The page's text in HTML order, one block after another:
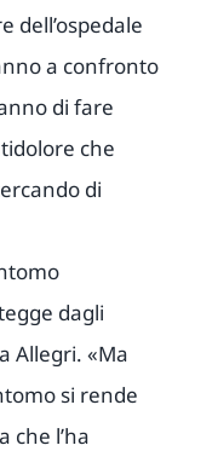
dell’ospedale
a confronto
di fare
che
di
dagli
Allegri. «Ma
si rende
che l’ha